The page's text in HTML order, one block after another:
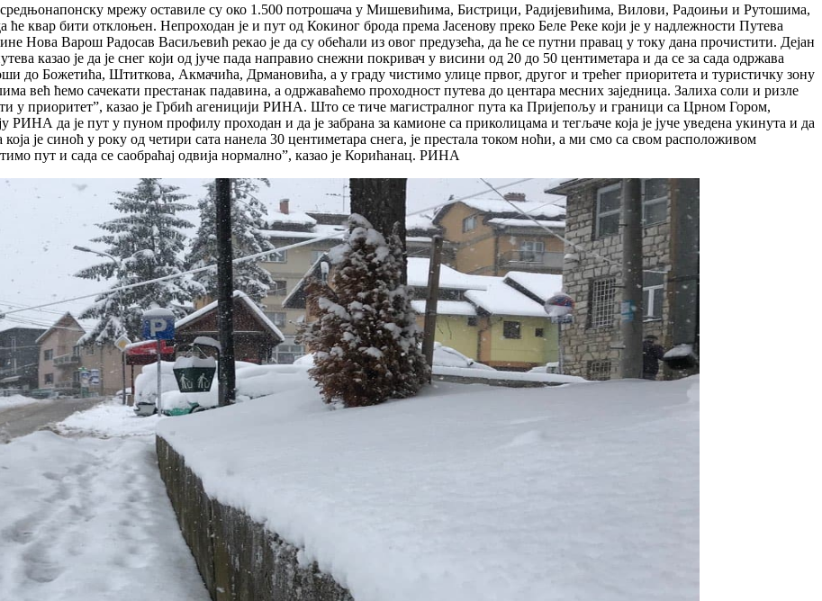
мрежу оставиле су око 1.500 потрошача у Мишевићима, Бистрици, Радијевићима, Вилови, Радоињи и Рутошима,
ће квар бити отклоњен. Непроходан је и пут од Кокиног брода према Јасенову преко Беле Реке који је у надлежности Путева
Нова Варош Радосав Васиљевић рекао је да су обећали из овог предузећа, да ће се путни правац у току дана прочистити. Дејан
казао је да је снег који од јуче пада направио снежни покривач у висини од 20 до 50 центиметара и да се за сада одржава
до Божетића, Штиткова, Акмачића, Дрмановића, а у граду чистимо улице првог, другог и трећег приоритета и туристичку зону
већ ћемо сачекати престанак падавина, а одржаваћемо проходност путева до центара месних заједница. Залиха соли и ризле
у приоритет”, казао је Грбић агеницији РИНА. Што се тиче магистралног пута ка Пријепољу и граници са Црном Гором,
РИНА да је пут у пуном профилу проходан и да је забрана за камионе са приколицама и тегљаче која је јуче уведена укинута и да
је синоћ у року од четири сата нанела 30 центиметара снега, је престала током ноћи, а ми смо са свом расположивом
пут и сада се саобраћај одвија нормално”, казао је Корићанац. РИНА